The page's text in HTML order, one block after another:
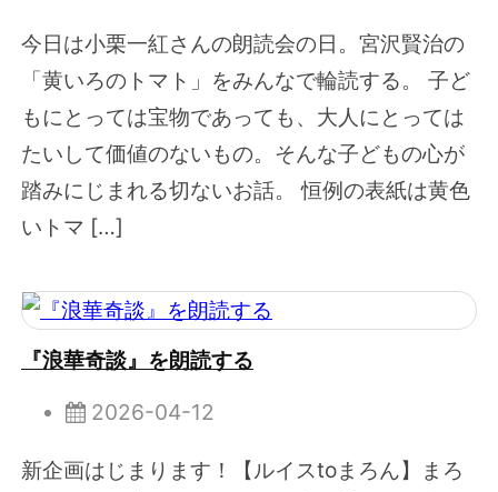
今日は小栗一紅さんの朗読会の日。宮沢賢治の
「黄いろのトマト」をみんなで輪読する。 子ど
もにとっては宝物であっても、大人にとっては
たいして価値のないもの。そんな子どもの心が
踏みにじまれる切ないお話。 恒例の表紙は黄色
いトマ […]
『浪華奇談』を朗読する
2026-04-12
新企画はじまります！【ルイスtoまろん】まろ